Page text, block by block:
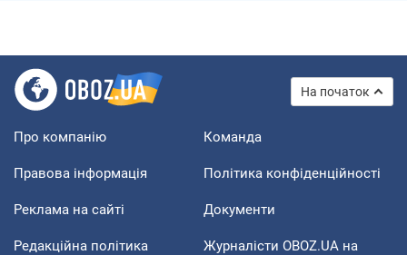
На початок
Про компанію Команда
Правова інформація Політика конфіденційності
Реклама на сайті Документи
Редакційна політика
Журналісти OBOZ.UA на